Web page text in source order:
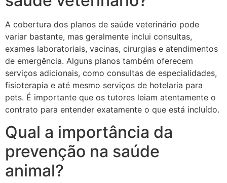
A cobertura dos planos de saúde veterinário pode
variar bastante, mas geralmente inclui consultas,
exames laboratoriais, vacinas, cirurgias e atendimentos
de emergência. Alguns planos também oferecem
serviços adicionais, como consultas de especialidades,
fisioterapia e até mesmo serviços de hotelaria para
pets. É importante que os tutores leiam atentamente o
contrato para entender exatamente o que está incluído.
Qual a importância da
prevenção na saúde
animal?